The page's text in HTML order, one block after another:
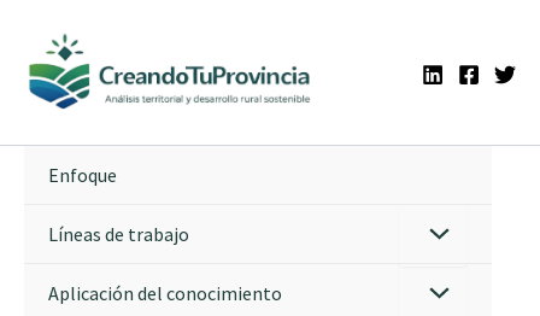
contenido
Enfoque
Líneas de trabajo
Aplicación del conocimiento